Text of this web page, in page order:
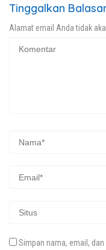
Tinggalkan
Alamat email Anda tidak
Simpan nama, email,